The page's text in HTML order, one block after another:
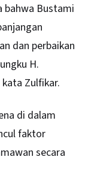
bahwa Bustami
dan perbaikan
H.
kata Zulfikar.
di dalam
faktor
secara